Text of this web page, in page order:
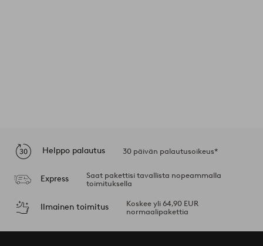
Helppo palautus 30 päivän palautusoikeus*
Express
Saat pakettisi tavallista nopeammalla
toimituksella
Ilmainen toimitus
Koskee yli 64,90 EUR
normaalipakettia